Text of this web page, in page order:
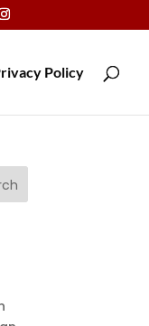
Policy